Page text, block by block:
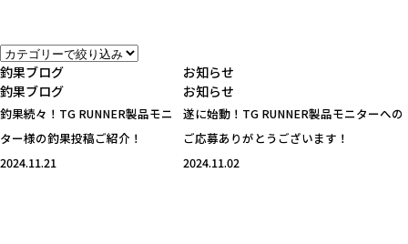
釣果ブログ
釣果ブログ
釣果続々！TG RUNNER製品モニ
ター様の釣果投稿ご紹介！
2024.11.21
お知らせ
お知らせ
遂に始動！TG RUNNER製品モニターへの
ご応募ありがとうございます！
2024.11.02